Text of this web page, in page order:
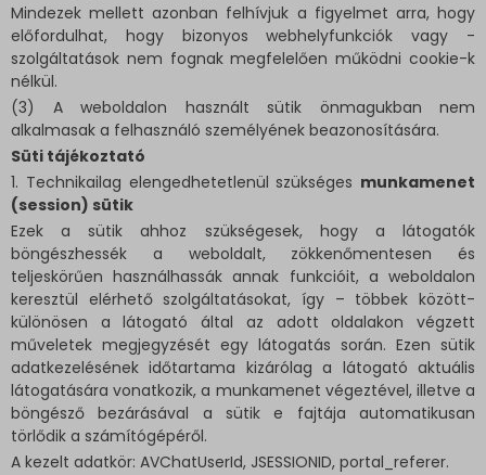
Mindezek mellett azonban felhívjuk a figyelmet arra, hogy
előfordulhat, hogy bizonyos webhelyfunkciók vagy -
szolgáltatások nem fognak megfelelően működni cookie-k
nélkül.
(3) A weboldalon használt sütik önmagukban nem
alkalmasak a felhasználó személyének beazonosítására.
Süti tájékoztató
1. Technikailag elengedhetetlenül szükséges munkamenet
(session) sütik
Ezek a sütik ahhoz szükségesek, hogy a látogatók
böngészhessék a weboldalt, zökkenőmentesen és
teljeskörűen használhassák annak funkcióit, a weboldalon
keresztül elérhető szolgáltatásokat, így – többek között-
különösen a látogató által az adott oldalakon végzett
műveletek megjegyzését egy látogatás során. Ezen sütik
adatkezelésének időtartama kizárólag a látogató aktuális
látogatására vonatkozik, a munkamenet végeztével, illetve a
böngésző bezárásával a sütik e fajtája automatikusan
törlődik a számítógépéről.
A kezelt adatkör: AVChatUserId, JSESSIONID, portal_referer.